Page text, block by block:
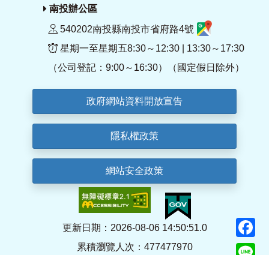
南投辦公區
540202南投縣南投市省府路4號
星期一至星期五8:30～12:30 | 13:30～17:30
（公司登記：9:00～16:30）（國定假日除外）
政府網站資料開放宣告
隱私權政策
網站安全政策
更新日期：2026-08-06 14:50:51.0
累積瀏覽人次：477477970